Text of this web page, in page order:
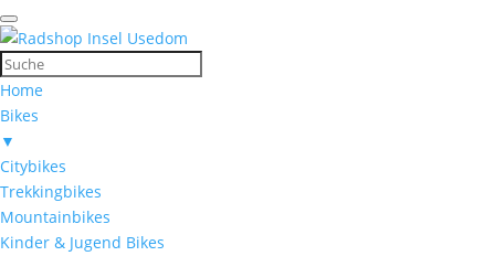
Home
Bikes
▼
Citybikes
Trekkingbikes
Mountainbikes
Kinder & Jugend Bikes